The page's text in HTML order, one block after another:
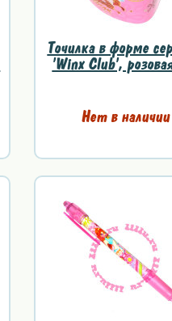
Точилка в форме
'Winx Club',
Нет в наличии